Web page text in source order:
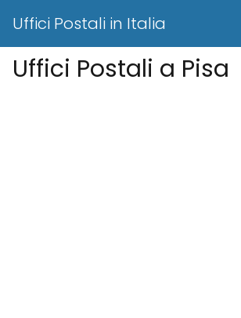
Uffici Postali in Italia
Uffici Postali a Pisa